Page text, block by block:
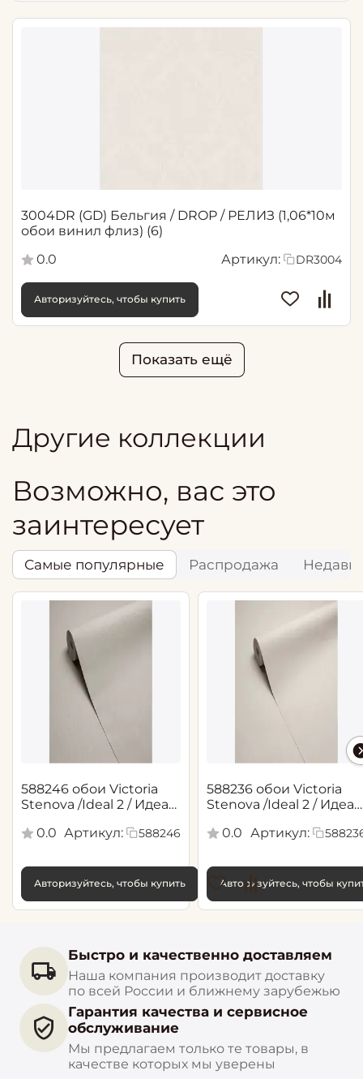
3004DR (GD) Бельгия / DROP / РЕЛИЗ (1,06*10м
обои винил флиз) (6)
0.0
Артикул: DR3004
Авторизуйтесь, чтобы купить
Показать ещё
Другие коллекции
Возможно, вас это
заинтересует
Самые популярные Распродажа
588246 обои Victoria
Stenova /Ideal 2 / Идеал
0.0 Артикул: 588246
Авторизуйтесь, чтобы купить
588236 обои Victoria
Stenova /Ideal 2 / Идеал
0.0
Артикул:
Авторизуйтесь, чтобы
Быстро и качественно доставляем
Наша компания производит доставку
по всей России и ближнему зарубежью
Гарантия качества и сервисное
обслуживание
Мы предлагаем только те товары, в
качестве которых мы уверены